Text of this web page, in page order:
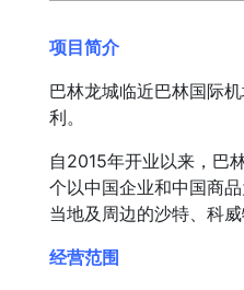
项目简介
巴林龙城临近巴林国际
利。
自2015年开业以来，巴
个以中国企业和中国商
当地及周边的沙特、科
经营范围